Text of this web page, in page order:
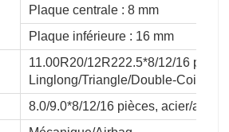
Plaque centrale : 8 mm
Plaque inférieure : 16 mm
11.00R20/12R222.5*8/12/16
Linglong/Triangle/Double-Coin/
8.0/9.0*8/12/16 pièces, acier/